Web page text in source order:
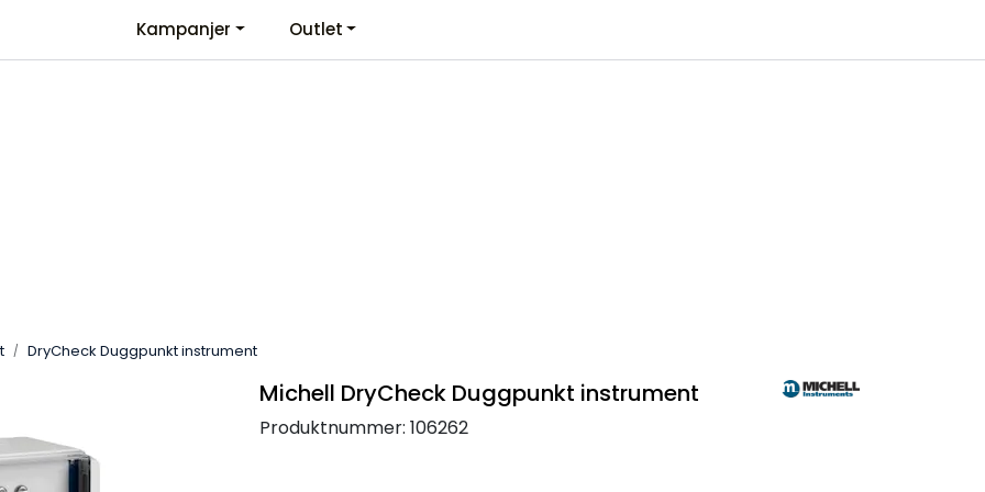
KontaktinformasjonKampanjer Outlet
DryCheck Duggpunkt instrument
Michell DryCheck Duggpunkt instrument
Produktnummer: 106262